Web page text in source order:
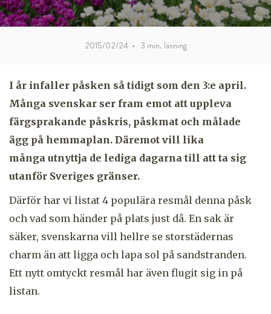
2015/02/24• 3 min. läsning
I år infaller påsken så tidigt som den 3:e april.
Många svenskar ser fram emot att uppleva
färgsprakande påskris, påskmat och målade
ägg på hemmaplan. Däremot vill lika
många utnyttja de lediga dagarna till att ta sig
utanför Sveriges gränser.
Därför har vi listat 4 populära resmål denna påsk
och vad som händer på plats just då. En sak är
säker, svenskarna vill hellre se storstädernas
charm än att ligga och lapa sol på sandstranden.
Ett nytt omtyckt resmål har även flugit sig in på
listan.